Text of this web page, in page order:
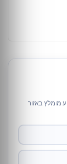
מומלץ באזור